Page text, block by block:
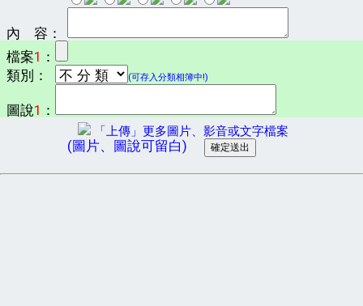
內 容：
檔案1 ：
類別：
(可存入分類相簿中!)
圖說1 ：
「上傳」更多圖片、影音或文字檔案
(圖片、圖說可留白)